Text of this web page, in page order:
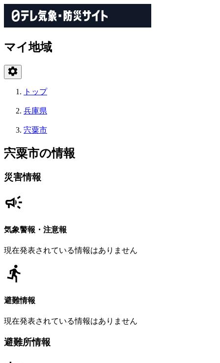
マイ地域
トップ
兵庫県
宍粟市
宍粟市の情報
災害情報
気象警報・注意報
現在発表されている情報はありません
避難情報
現在発表されている情報はありません
避難所情報